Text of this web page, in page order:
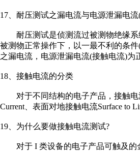
17、耐压测试之漏电流与电源泄漏电
耐压测试是侦测流过被测物绝缘系
被测物正常操作下，以一最不利的条
之漏电流，电源泄漏电流(接触电流)为
18、接触电流的分类
对于不同结构的电子产品，接触电
Current、表面对地接触电流Surface to
19、为什么要做接触电流测试?
对于 I 类设备的电子产品可触及的